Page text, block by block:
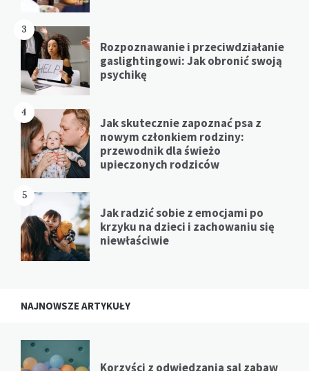
3
Rozpoznawanie i przeciwdziałanie
gaslightingowi: Jak obronić swoją
psychikę
4
Jak skutecznie zapoznać psa z
nowym członkiem rodziny:
przewodnik dla świeżo
upieczonych rodziców
5
Jak radzić sobie z emocjami po
krzyku na dzieci i zachowaniu się
niewłaściwie
NAJNOWSZE ARTYKUŁY
Korzyści z odwiedzania sal zabaw